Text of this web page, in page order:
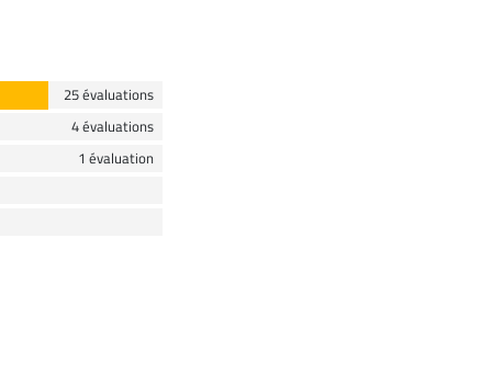
25 évaluations
4 évaluations
1 évaluation